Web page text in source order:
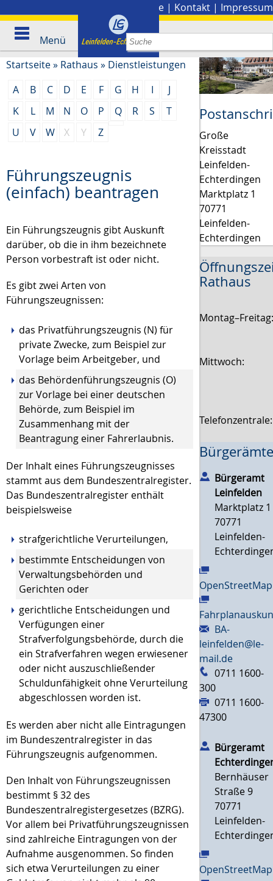
Presse | Kontakt | Impressum
Menü
Startseite» Rathaus » Dienstleistungen
A
B C D E F G H I
J
K
L M N O P Q R S
T
U
V W X Y Z
Führungszeugnis
(einfach) beantragen
Ein Führungszeugnis gibt Auskunft
darüber, ob die in ihm bezeichnete
Person vorbestraft ist oder nicht.
Es gibt zwei Arten von
Führungszeugnissen:
das Privatführungszeugnis (N) für
private Zwecke, zum Beispiel zur
Vorlage beim Arbeitgeber, und
das Behördenführungszeugnis (O)
zur Vorlage bei einer deutschen
Behörde, zum Beispiel im
Zusammenhang mit der
Beantragung einer Fahrerlaubnis.
Der Inhalt eines Führungszeugnisses
stammt aus dem Bundeszentralregister.
Das Bundeszentralregister enthält
beispielsweise
strafgerichtliche Verurteilungen,
bestimmte Entscheidungen von
Verwaltungsbehörden und
Gerichten oder
gerichtliche Entscheidungen und
Verfügungen einer
Strafverfolgungsbehörde, durch die
ein Strafverfahren wegen erwiesener
oder nicht auszuschließender
Schuldunfähigkeit ohne Verurteilung
abgeschlossen worden ist.
Es werden aber nicht alle Eintragungen
im Bundeszentralregister in das
Führungszeugnis aufgenommen.
Den Inhalt von Führungszeugnissen
bestimmt § 32 des
Bundeszentralregistergesetzes (BZRG).
Vor allem bei Privatführungszeugnissen
sind zahlreiche Eintragungen von der
Aufnahme ausgenommen. So finden
sich etwa Verurteilungen zu einer
Große
Kreisstadt
Leinfelden-
Echterdingen
Marktplatz 1
70771
Leinfelden-
Echterdingen
Rathaus
Mittwoch:
Bürgeramt
Leinfelden
Marktplatz 1
70771
Leinfelden-
OpenStreetMap
BA-
leinfelden@le-
mail.de
0711 1600-
300
0711 1600-
47300
Bürgeramt
Bernhäuser
Straße 9
70771
Leinfelden-
OpenStreetMap